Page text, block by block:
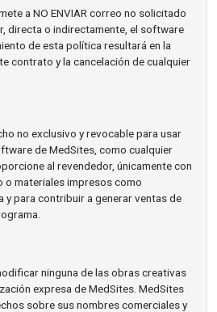
a NO ENVIAR correo no solicitado
directa o indirectamente, el software
de esta política resultará en la
contrato y la cancelación de cualquier
no exclusivo y revocable para usar
de MedSites, como cualquier
al revendedor, únicamente con
o materiales impresos como
para contribuir a generar ventas de
ninguna de las obras creativas
expresa de MedSites. MedSites
sobre sus nombres comerciales y